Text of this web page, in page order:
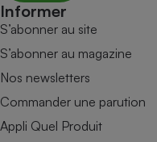
Informer
S’abonner au site
S’abonner au magazine
Nos newsletters
Commander une parution
Appli Quel Produit